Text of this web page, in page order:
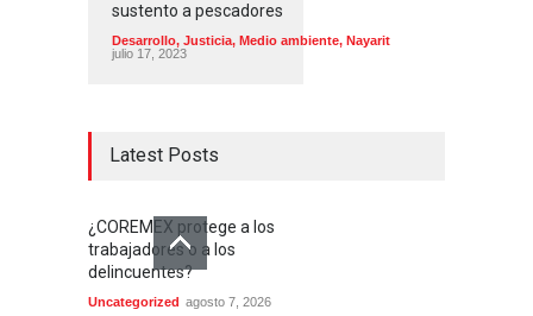
sustento a pescadores
Desarrollo, Justicia, Medio ambiente, Nayarit
julio 17, 2023
Latest Posts
¿COREMEX protege a los
trabajadores o a los
delincuentes?
Uncategorized agosto 7, 2026